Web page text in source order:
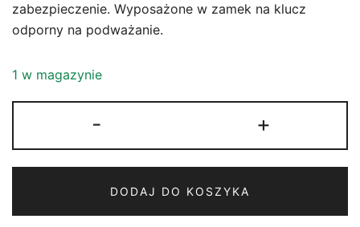
zabezpieczenie. Wyposażone w zamek na klucz
odporny na podważanie.
1 w magazynie
-
KRYPTONITE
1518
NA
+
DODAJ DO KOSZYKA